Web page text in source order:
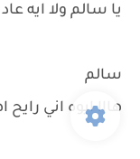
يا سالم ولا ايه عاد
سالم
هااا ايوه اني